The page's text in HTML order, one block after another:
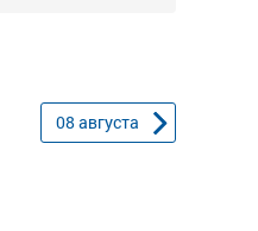
08 августа